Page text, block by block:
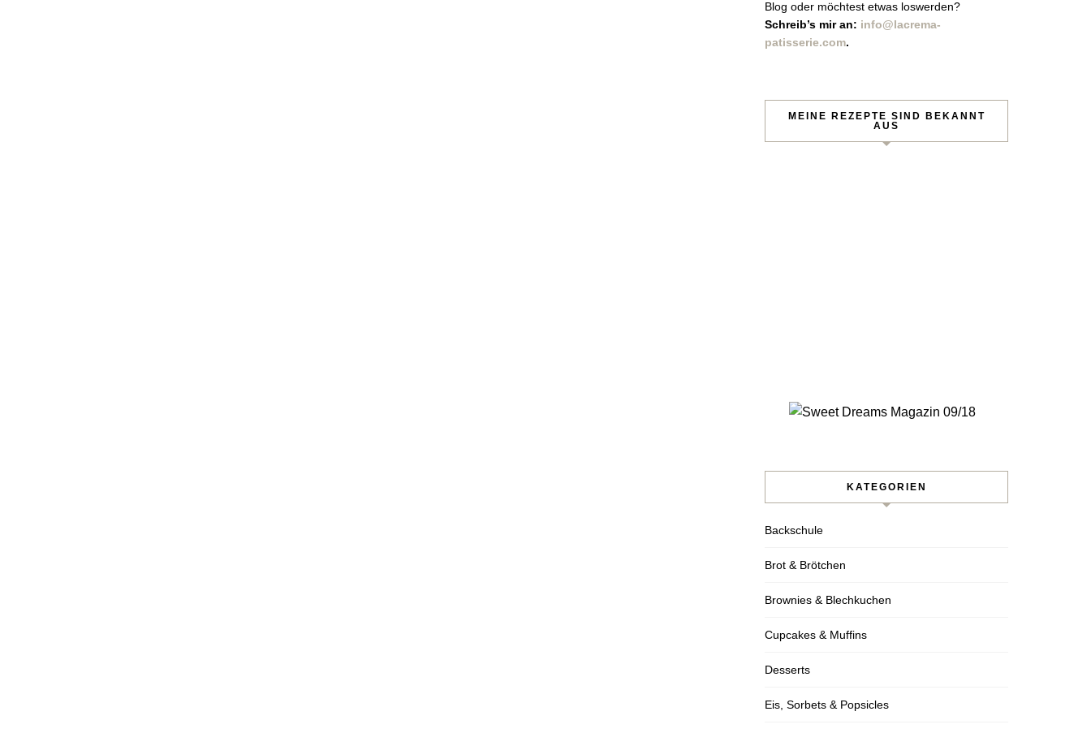
Blog oder möchtest etwas loswerden?
Schreib’s mir an: info@lacrema-
patisserie.com.
MEINE REZEPTE SIND BEKANNT
AUS
KATEGORIEN
Backschule
Brot & Brötchen
Brownies & Blechkuchen
Cupcakes & Muffins
Desserts
Eis, Sorbets & Popsicles